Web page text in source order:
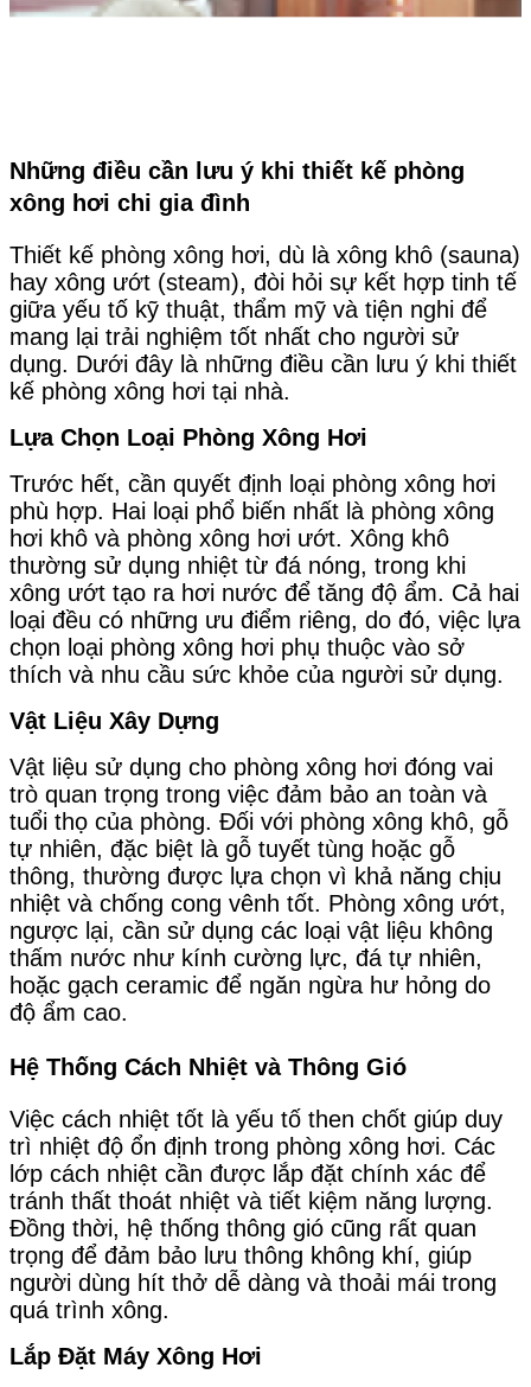
Những điều cần lưu ý khi thiết kế phòng
xông hơi chi gia đình
Thiết kế phòng xông hơi, dù là xông khô (sauna)
hay xông ướt (steam), đòi hỏi sự kết hợp tinh tế
giữa yếu tố kỹ thuật, thẩm mỹ và tiện nghi để
mang lại trải nghiệm tốt nhất cho người sử
dụng. Dưới đây là những điều cần lưu ý khi thiết
kế phòng xông hơi tại nhà.
Lựa Chọn Loại Phòng Xông Hơi
Trước hết, cần quyết định loại phòng xông hơi
phù hợp. Hai loại phổ biến nhất là phòng xông
hơi khô và phòng xông hơi ướt. Xông khô
thường sử dụng nhiệt từ đá nóng, trong khi
xông ướt tạo ra hơi nước để tăng độ ẩm. Cả hai
loại đều có những ưu điểm riêng, do đó, việc lựa
chọn loại phòng xông hơi phụ thuộc vào sở
thích và nhu cầu sức khỏe của người sử dụng.
Vật Liệu Xây Dựng
Vật liệu sử dụng cho phòng xông hơi đóng vai
trò quan trọng trong việc đảm bảo an toàn và
tuổi thọ của phòng. Đối với phòng xông khô, gỗ
tự nhiên, đặc biệt là gỗ tuyết tùng hoặc gỗ
thông, thường được lựa chọn vì khả năng chịu
nhiệt và chống cong vênh tốt. Phòng xông ướt,
ngược lại, cần sử dụng các loại vật liệu không
thấm nước như kính cường lực, đá tự nhiên,
hoặc gạch ceramic để ngăn ngừa hư hỏng do
độ ẩm cao.
Hệ Thống Cách Nhiệt và Thông Gió
Việc cách nhiệt tốt là yếu tố then chốt giúp duy
trì nhiệt độ ổn định trong phòng xông hơi. Các
lớp cách nhiệt cần được lắp đặt chính xác để
tránh thất thoát nhiệt và tiết kiệm năng lượng.
Đồng thời, hệ thống thông gió cũng rất quan
trọng để đảm bảo lưu thông không khí, giúp
người dùng hít thở dễ dàng và thoải mái trong
quá trình xông.
Lắp Đặt Máy Xông Hơi